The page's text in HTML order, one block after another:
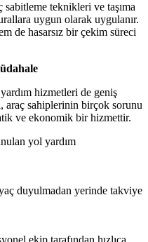
teknikleri ve taşıma
uygun olarak uygulanır.
de hasarsız bir çekim süreci
hizmetleri de geniş
araç sahiplerinin birçok sorunu
ve ekonomik bir hizmettir.
yol yardım
duyulmadan yerinde takviye